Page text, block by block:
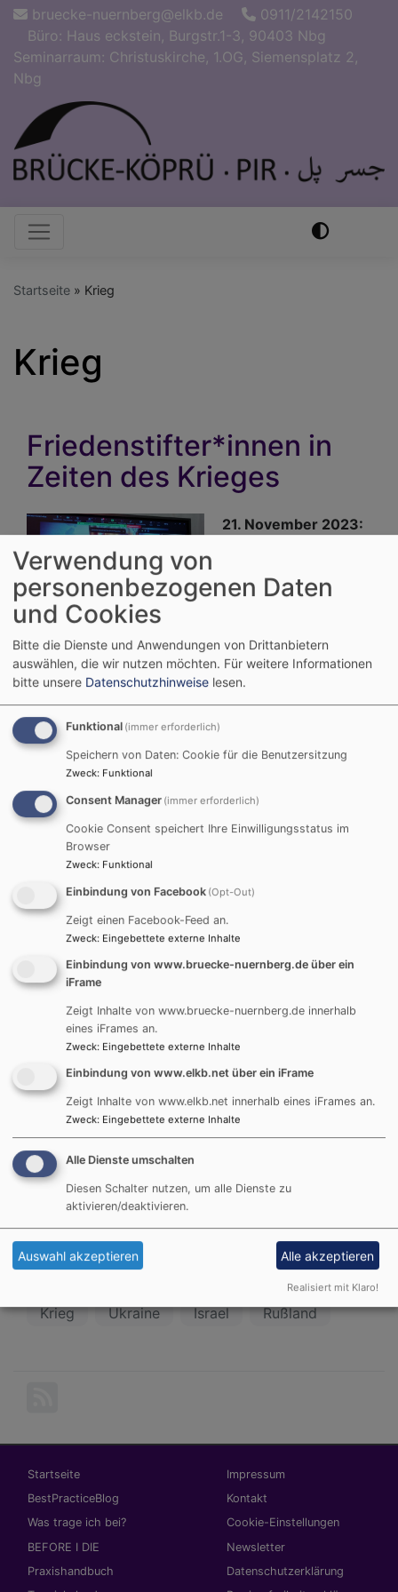
Direkt
Inhalt
bruecke-nuernberg@elkb.de
0911/2142150
Büro: Haus eckstein, Burgstr.1-3, 90403 Nbg
Seminarraum: Christuskirche, 1.OG, Siemensplatz 2,
Nbg
Hauptnavigation
Startseite Krieg
Krieg
Friedenstifter*innen in
Zeiten des Krieges
Bildrechte Thomas Amberg
21. November 2023:
Zugänge und
Im Rahmen der Friedensdekade 2023 wagten wir
es, via Zoom 4 Friedensstifter*innen, aus der
Ukraine, Russland und Israel-Palästina ins
Gespräch mit den etwa 40 Teilnehmenden vor Ort
zu bringen. In Kooperation mit der Nürnberger
SinN-Stiftung, Religions for Peace-Nürnberg und
der AWO Nürnberg gingen wir der Frage nach: Was
gibt Menschen über Grenzen von Religionen und
Kulturen hinweg die Kraft, Dynamiken von Hass
und Gewalt zu durchbrechen und sich in konkreten
Projekten für Versöhnung einzusetzen? Eine sehr
machte, wie sehr in einer globalisierten Welt alle*s
mit Allen*m verbunden ist.
Mehr Informationen finden Sie hier in den Artikel:
21.11.2023 NN: Artikel von Ulrike Pilz-
Dertwinkel - Veranstaltung: Friedenstifter*innen in
Zeiten des Krieges
699.91 KB
17.12.2023 Heinrichsblatt: Artikel von Ulrike
Pilz-Dertwinkel - Veranstaltung:
Friedenstifter*innen in Zeiten des Krieges
1.65 MB
Frieden
Krieg
Ukraine Israel Rußland
Hauptnavigation
Startseite
BestPracticeBlog
Was trage ich bei?
BEFORE I DIE
Praxishandbuch
Fußbereichsmenü
Impressum
Kontakt
Cookie-Einstellungen
Newsletter
Datenschutzerklärung
Verwendung von
personenbezogenen Daten
und Cookies
Bitte die Dienste und Anwendungen von Drittanbietern
auswählen, die wir nutzen möchten. Für weitere Informationen
bitte unsere Datenschutzhinweise lesen.
Funktional (immer erforderlich)
Speichern von Daten: Cookie für die Benutzersitzung
Zweck: Funktional
Consent Manager (immer erforderlich)
Cookie Consent speichert Ihre Einwilligungsstatus im
Browser
Zweck: Funktional
Einbindung von Facebook (Opt-Out)
Zeigt einen Facebook-Feed an.
Zweck: Eingebettete externe Inhalte
Einbindung von www.bruecke-nuernberg.de über ein
iFrame
Zeigt Inhalte von www.bruecke-nuernberg.de innerhalb
eines iFrames an.
Zweck: Eingebettete externe Inhalte
Einbindung von www.elkb.net über ein iFrame
Zeigt Inhalte von www.elkb.net innerhalb eines iFrames an.
Zweck: Eingebettete externe Inhalte
Alle Dienste umschalten
Diesen Schalter nutzen, um alle Dienste zu
aktivieren/deaktivieren.
Auswahl akzeptieren Alle akzeptieren
Realisiert mit Klaro!